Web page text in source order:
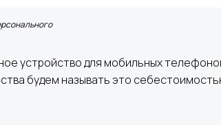
устройство для мобильных
будем называть это